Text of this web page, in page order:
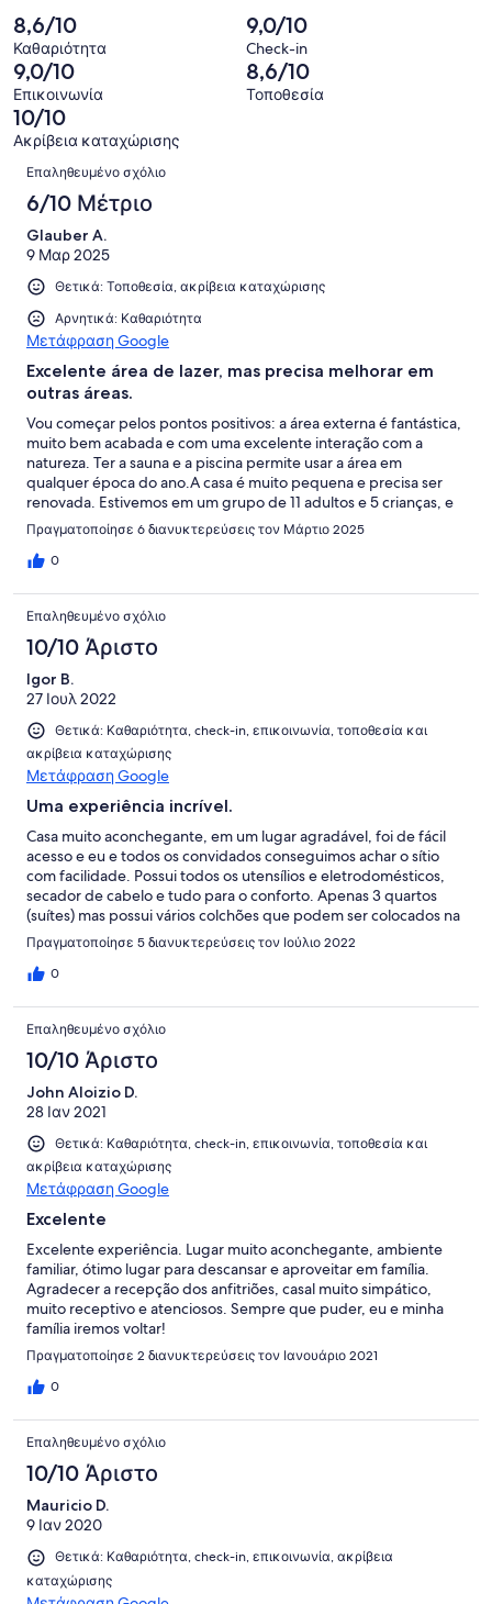
πελατών
σχόλια
πελατών
από
5
σχόλια
πελατών
0
από
5
σχόλια
πελατών
-
Απαίσιο.
0
από
5
σχόλια
πελατών
8,6/10
Καθαριότητα
9,0/10
Check-in
9,0/10
Επικοινωνία
8,6/10
Τοποθεσία
10/10
Ακρίβεια καταχώρισης
Σχόλια
Επαληθευμένο σχόλιο
6/10 Μέτριο
Glauber A.
9 Μαρ 2025
Θετικά: Τοποθεσία, ακρίβεια καταχώρισης
Αρνητικά: Καθαριότητα
Μετάφραση Google
Excelente área de lazer, mas precisa melhorar em
outras áreas.
Vou começar pelos pontos positivos: a área externa é fantástica,
muito bem acabada e com uma excelente interação com a
natureza. Ter a sauna e a piscina permite usar a área em
qualquer época do ano.A casa é muito pequena e precisa ser
renovada. Estivemos em um grupo de 11 adultos e 5 crianças, e
foi desconfortável. O anúncio diz que comporta 20 pessoas,
mas não recomendo.A limpeza também é uma área que precisa
ser melhorada.Tivemos alguns imprevistos que prefiro deixar
Πραγματοποίησε 6 διανυκτερεύσεις τον Μάρτιο 2025
0
Επαληθευμένο σχόλιο
10/10 Άριστο
Igor B.
27 Ιουλ 2022
Θετικά: Καθαριότητα, check-in, επικοινωνία, τοποθεσία και
ακρίβεια καταχώρισης
Μετάφραση Google
Uma experiência incrível.
Casa muito aconchegante, em um lugar agradável, foi de fácil
acesso e eu e todos os convidados conseguimos achar o sítio
com facilidade. Possui todos os utensílios e eletrodomésticos,
secador de cabelo e tudo para o conforto. Apenas 3 quartos
(suítes) mas possui vários colchões que podem ser colocados na
gigante área da casa. O anfitrião foi muito solícito e nos atendeu
perfeitamente, autorizando também um check out mais tarde e
os caseiros também fizeram de tudo para tornar nossa
Πραγματοποίησε 5 διανυκτερεύσεις τον Ιούλιο 2022
0
Επαληθευμένο σχόλιο
10/10 Άριστο
John Aloizio D.
28 Ιαν 2021
Θετικά: Καθαριότητα, check-in, επικοινωνία, τοποθεσία και
ακρίβεια καταχώρισης
Μετάφραση Google
Excelente
Excelente experiência. Lugar muito aconchegante, ambiente
familiar, ótimo lugar para descansar e aproveitar em família.
Agradecer a recepção dos anfitriões, casal muito simpático,
muito receptivo e atenciosos. Sempre que puder, eu e minha
família iremos voltar!
Πραγματοποίησε 2 διανυκτερεύσεις τον Ιανουάριο 2021
0
Επαληθευμένο σχόλιο
10/10 Άριστο
Mauricio D.
9 Ιαν 2020
Θετικά: Καθαριότητα, check-in, επικοινωνία, ακρίβεια
καταχώρισης